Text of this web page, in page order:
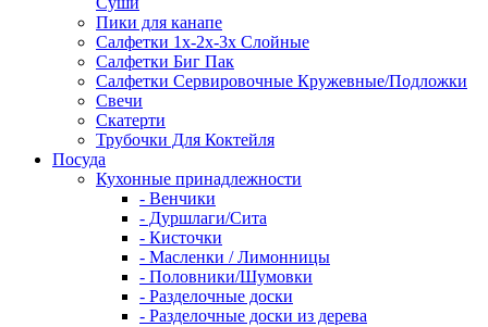
Пики для канапе
Салфетки 1х-2х-3х Слойные
Салфетки Биг Пак
Салфетки Сервировочные Кружевные/Подложки
Свечи
Скатерти
Трубочки Для Коктейля
Посуда
Кухонные принадлежности
- Венчики
- Дуршлаги/Сита
- Кисточки
- Масленки / Лимонницы
- Половники/Шумовки
- Разделочные доски
- Разделочные доски из дерева